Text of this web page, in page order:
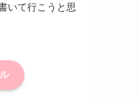
いて行こうと思